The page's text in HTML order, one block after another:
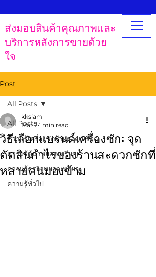
ส่งมอบสินค้าคุณภาพและ
บริการหลังการขายด้วย
ใจ
Post
All Posts
ความรู้เครื่องซักผ้าหยอดเหรียญ
ความรู้ตู้น้ำหยอดเหรียญ
ความรู้ธุรกิจหยอดเหรียญ
ความรู้ทั่วไป
All Posts
วิธีเลือกแบรนด์เครื่องซัก: จุด
ตัดสินกำไรของร้านสะดวกซักที่
หลายคนมองข้าม
kksiam
Mar 2 1 min read